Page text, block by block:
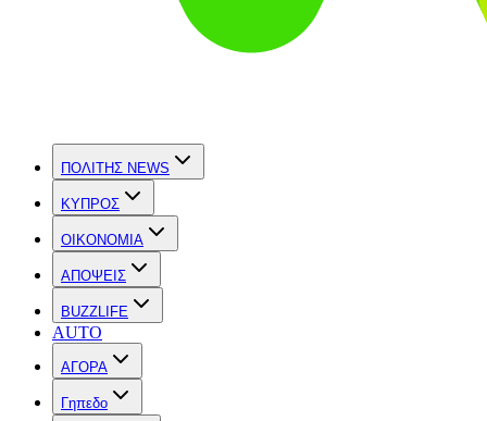
ΠΟΛΙΤΗΣ NEWS
ΚΥΠΡΟΣ
OIKONOMIA
ΑΠΟΨΕΙΣ
BUZZLIFE
AUTO
ΑΓΟΡΑ
Γηπεδο